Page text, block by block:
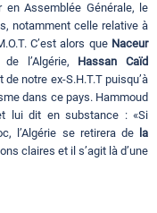
Assemblée Générale, le
notamment celle relative à
C’est alors que Naceur
l’Algérie, Hassan Caïd
notre ex-S.H.T.T puisqu’à
dans ce pays. Hammoud
lui dit en substance : «Si
l’Algérie se retirera de la
claires et il s’agit là d’une